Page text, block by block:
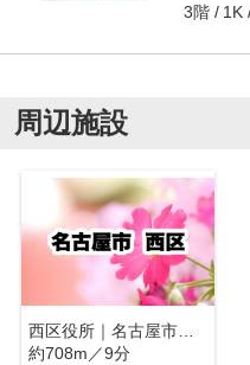
3階 1K
周辺施設
西区役所｜名古屋市西区
約708m／9分